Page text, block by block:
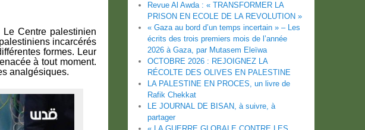
Le Centre palestinien
incarcérés
formes. Leur
à tout moment.
analgésiques.
Revue Al Awda : « TRANSFORMER LA
PRISON EN ECOLE DE LA REVOLUTION »
« Gaza au bord d’un temps incertain » – Les
écrits des trois premiers mois de l’année
2026 à Gaza, par Mutasem Eleïwa
OCTOBRE 2026 : REJOIGNEZ LA
RÉCOLTE DES OLIVES EN PALESTINE
LA PALESTINE EN PROCES, un livre de
Rafik Chekkat
LE JOURNAL DE BISAN, à suivre, à
partager